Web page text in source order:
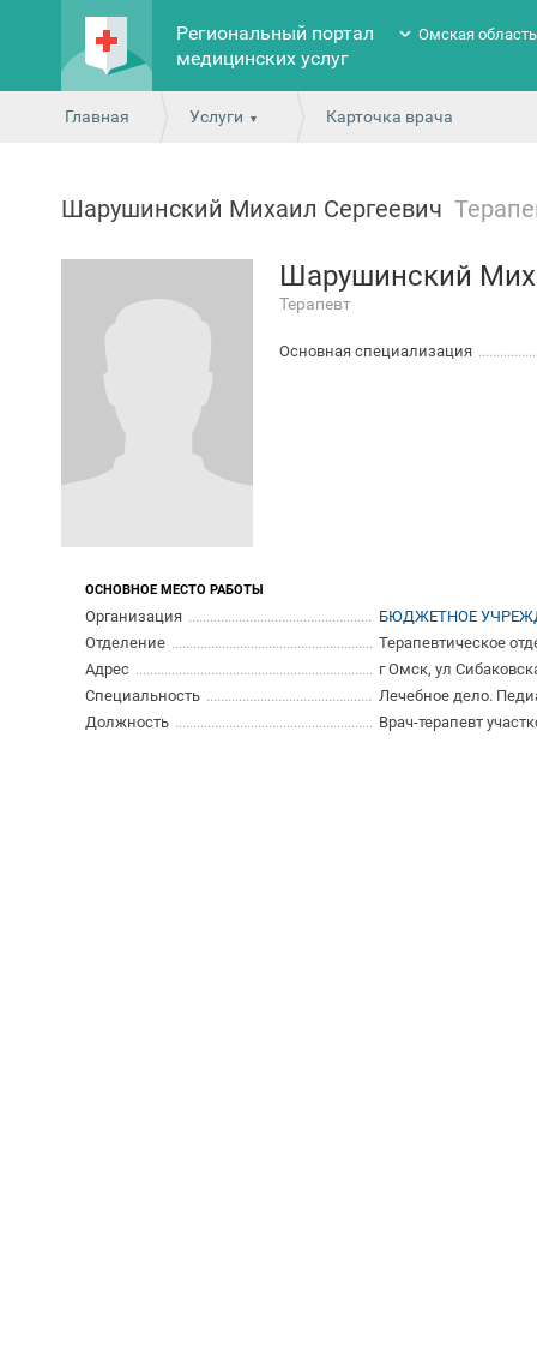
Региональный портал
медицинских услуг
Омская область
Главная Услуги Карточка врача
Шарушинский Михаил Сергеевич
Шарушинский
Терапевт
Основная специализация
ОСНОВНОЕ МЕСТО РАБОТЫ
Организация
БЮДЖЕТНОЕ
Отделение
Терапевтическое
Адрес
г Омск, ул
Специальность
Лечебное дело.
Должность
Врач-терапевт